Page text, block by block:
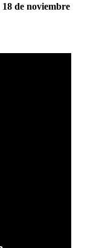
18 de noviembre